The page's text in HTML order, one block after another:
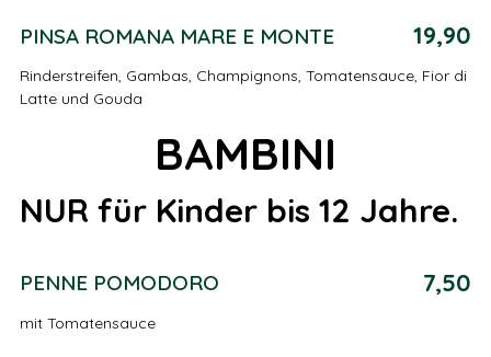
PINSA ROMANA MARE E MONTE 19,90
Rinderstreifen, Gambas, Champignons, Tomatensauce, Fior di
Latte und Gouda
BAMBINI
NUR für Kinder bis 12 Jahre.
PENNE POMODORO 7,50
mit Tomatensauce